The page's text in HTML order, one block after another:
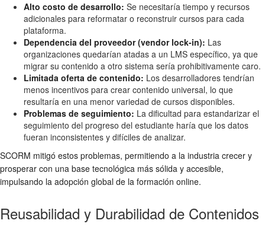
Alto costo de desarrollo: Se necesitaría tiempo y recursos
adicionales para reformatar o reconstruir cursos para cada
plataforma.
Dependencia del proveedor (vendor lock-in): Las
organizaciones quedarían atadas a un LMS específico, ya que
migrar su contenido a otro sistema sería prohibitivamente caro.
Limitada oferta de contenido: Los desarrolladores tendrían
menos incentivos para crear contenido universal, lo que
resultaría en una menor variedad de cursos disponibles.
Problemas de seguimiento: La dificultad para estandarizar el
seguimiento del progreso del estudiante haría que los datos
fueran inconsistentes y difíciles de analizar.
SCORM mitigó estos problemas, permitiendo a la industria crecer y
prosperar con una base tecnológica más sólida y accesible,
impulsando la adopción global de la formación online.
Reusabilidad y Durabilidad de Contenidos